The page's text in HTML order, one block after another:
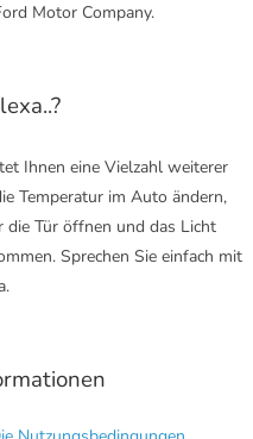
Motor Company.
Ihnen eine Vielzahl weiterer
Temperatur im Auto ändern,
die Tür öffnen und das Licht
Sprechen Sie einfach mit